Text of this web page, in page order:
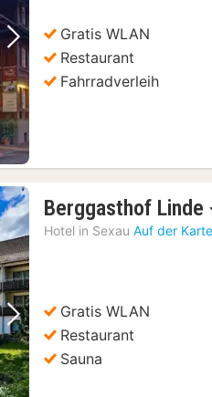
Nächstes Bild
Gratis WLAN
Restaurant
Fahrradverleih
Nächstes Bild
Berggasthof Linde
Hotel in Sexau Auf der
Gratis WLAN
Restaurant
Sauna